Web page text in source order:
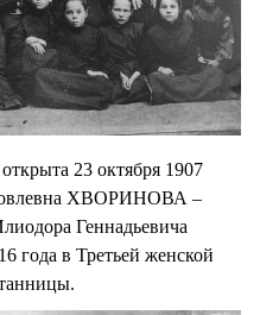
23 октября 1907
ХВОРИНОВА –
Геннадьевича
в Третьей женской